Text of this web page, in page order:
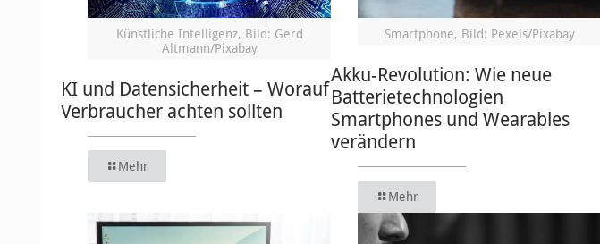
Künstliche Intelligenz, Bild: Gerd
Altmann/Pixabay
KI und Datensicherheit – Worauf
Verbraucher achten sollten
Mehr
Smartphone, Bild: Pexels/Pixabay
Akku-Revolution: Wie neue
Batterietechnologien
Smartphones und Wearables
verändern
Mehr